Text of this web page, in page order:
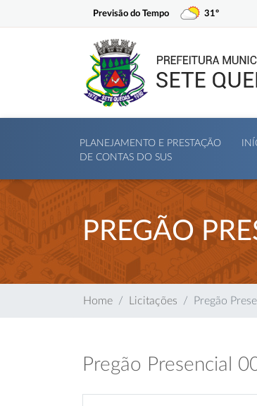
Previsão do Tempo 31º
PLANEJAMENTO E PRESTAÇÃO
DE CONTAS DO SUS
PREGÃO
Home Licitações Pregão
Pregão Presencial